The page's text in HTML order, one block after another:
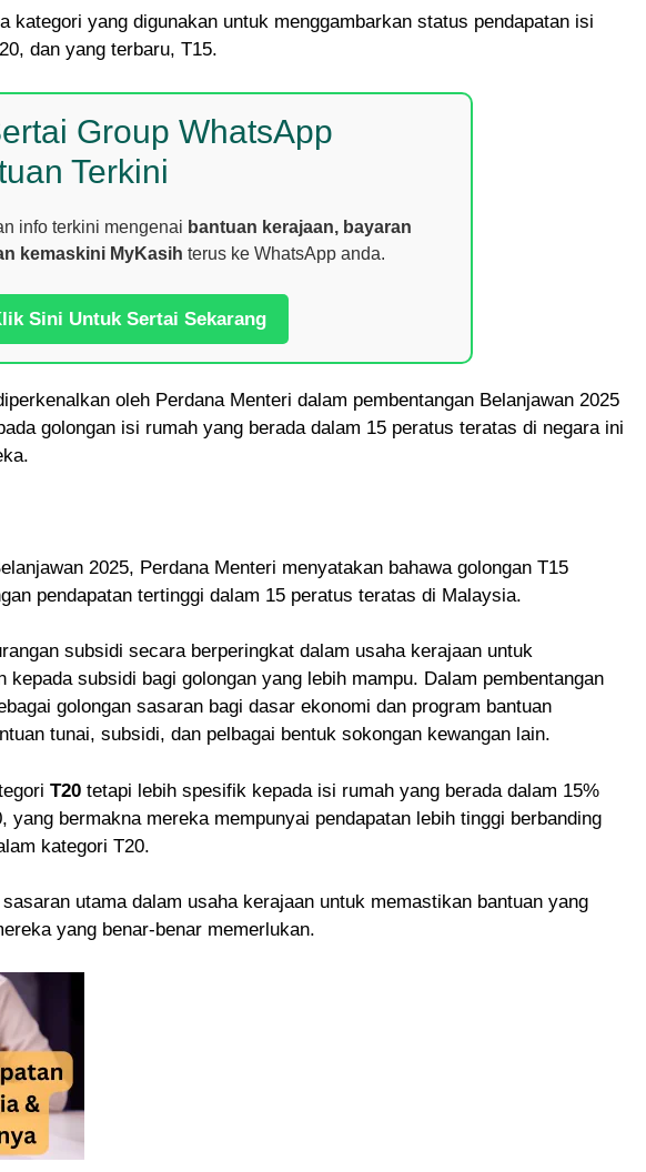
kategori yang digunakan untuk menggambarkan status pendapatan isi
dan yang terbaru, T15.
Group WhatsApp
Terkini
info terkini mengenai bantuan kerajaan, bayaran
kemaskini MyKasih terus ke WhatsApp anda.
Sini Untuk Sertai Sekarang
oleh Perdana Menteri dalam pembentangan Belanjawan 2025
golongan isi rumah yang berada dalam 15 peratus teratas di negara ini
2025, Perdana Menteri menyatakan bahawa golongan T15
pendapatan tertinggi dalam 15 peratus teratas di Malaysia.
subsidi secara berperingkat dalam usaha kerajaan untuk
kepada subsidi bagi golongan yang lebih mampu. Dalam pembentangan
golongan sasaran bagi dasar ekonomi dan program bantuan
tunai, subsidi, dan pelbagai bentuk sokongan kewangan lain.
T20 tetapi lebih spesifik kepada isi rumah yang berada dalam 15%
yang bermakna mereka mempunyai pendapatan lebih tinggi berbanding
kategori T20.
utama dalam usaha kerajaan untuk memastikan bantuan yang
yang benar-benar memerlukan.